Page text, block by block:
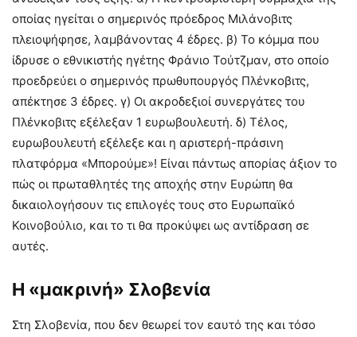
οποίας ηγείται ο σημερινός πρόεδρος Μιλάνοβιτς
πλειοψήφησε, λαμβάνοντας 4 έδρες. β) Το κόμμα που
ίδρυσε ο εθνικιστής ηγέτης Φράνιο Τούτζμαν, στο οποίο
προεδρεύει ο σημερινός πρωθυπουργός Πλένκοβιτς,
απέκτησε 3 έδρες. γ) Οι ακροδεξιοί συνεργάτες του
Πλένκοβιτς εξέλεξαν 1 ευρωβουλευτή. δ) Τέλος,
ευρωβουλευτή εξέλεξε και η αριστερή-πράσινη
πλατφόρμα «Μπορούμε»! Είναι πάντως απορίας άξιον το
πώς οι πρωταθλητές της αποχής στην Ευρώπη θα
δικαιολογήσουν τις επιλογές τους στο Ευρωπαϊκό
Κοινοβούλιο, και το τι θα προκύψει ως αντίδραση σε
αυτές.
Η «μακρινή» Σλοβενία
Στη Σλοβενία, που δεν θεωρεί τον εαυτό της και τόσο